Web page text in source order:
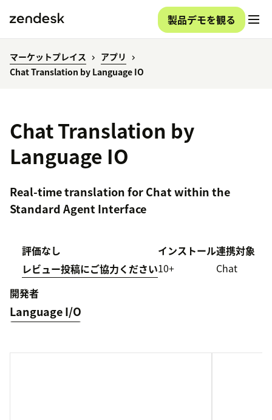
製品デモを観る
マーケットプレイス
アプリ
Chat Translation by Language IO
Chat Translation by
Language IO
Real-time translation for Chat within the
Standard Agent Interface
評価なし
レビュー投稿にご協力ください
インストール
10+
連携対象
Chat
開発者
Language I/O